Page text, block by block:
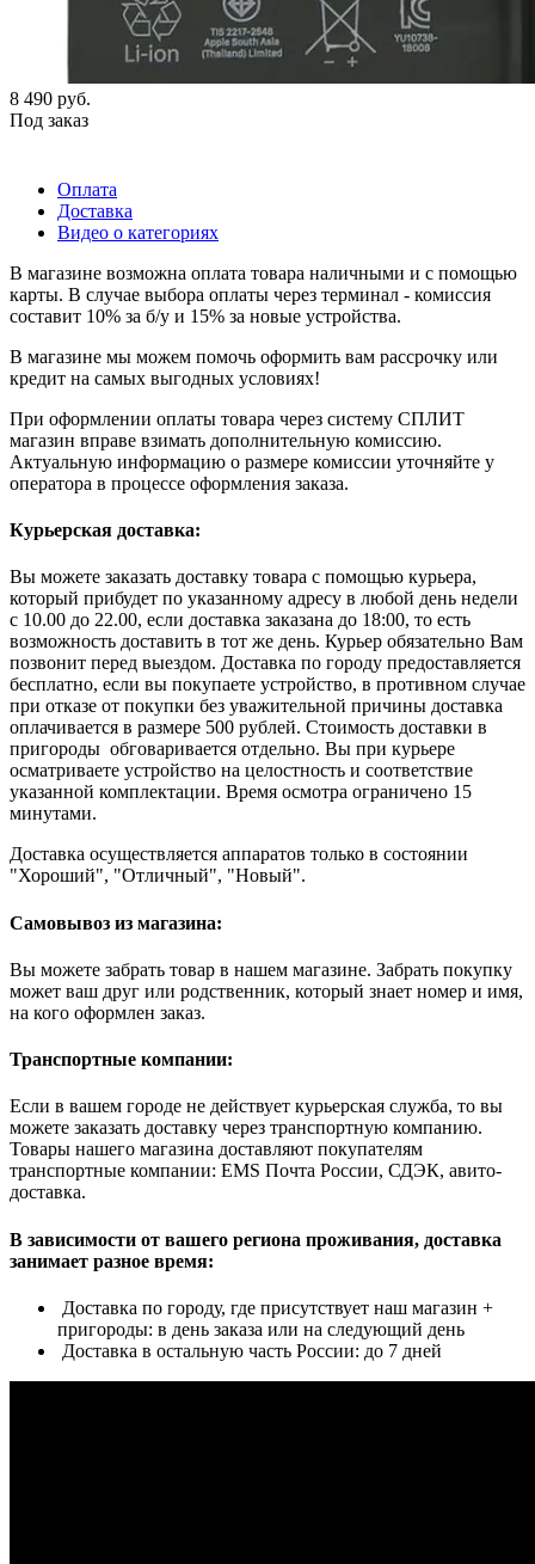
8 490 руб.
Под заказ
Оплата
Доставка
Видео о категориях
В магазине возможна оплата товара наличными и с помощью
карты. В случае выбора оплаты через терминал - комиссия
составит 10% за б/у и 15% за новые устройства.
В магазине мы можем помочь оформить вам рассрочку или
кредит на самых выгодных условиях!
При оформлении оплаты товара через систему СПЛИТ
магазин вправе взимать дополнительную комиссию.
Актуальную информацию о размере комиссии уточняйте у
оператора в процессе оформления заказа.
Курьерская доставка:
Вы можете заказать доставку товара с помощью курьера,
который прибудет по указанному адресу в любой день недели
с 10.00 до 22.00, если доставка заказана до 18:00, то есть
возможность доставить в тот же день. Курьер обязательно Вам
позвонит перед выездом. Доставка по городу предоставляется
бесплатно, если вы покупаете устройство, в противном случае
при отказе от покупки без уважительной причины доставка
оплачивается в размере 500 рублей. Стоимость доставки в
пригороды обговаривается отдельно. Вы при курьере
осматриваете устройство на целостность и соответствие
указанной комплектации. Время осмотра ограничено 15
минутами.
Доставка осуществляется аппаратов только в состоянии
"Хороший", "Отличный", "Новый".
Самовывоз из магазина:
Вы можете забрать товар в нашем магазине. Забрать покупку
может ваш друг или родственник, который знает номер и имя,
на кого оформлен заказ.
Транспортные компании:
Если в вашем городе не действует курьерская служба, то вы
можете заказать доставку через транспортную компанию.
Товары нашего магазина доставляют покупателям
транспортные компании: EMS Почта России, СДЭК, авито-
доставка.
В зависимости от вашего региона проживания, доставка
занимает разное время:
Доставка по городу, где присутствует наш магазин +
пригороды: в день заказа или на следующий день
Доставка в остальную часть России: до 7 дней